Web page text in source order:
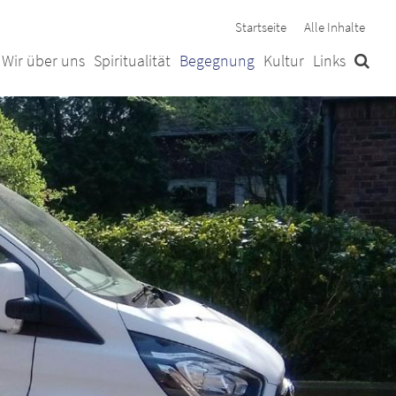
Startseite Alle Inhalte
Wir über uns Spiritualität Begegnung Kultur Links